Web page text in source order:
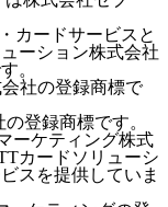
カードサービスと
ーション株式会社
。
社の登録商標で
登録商標です。
ーケティング株式
カードソリューシ
スを提供していま